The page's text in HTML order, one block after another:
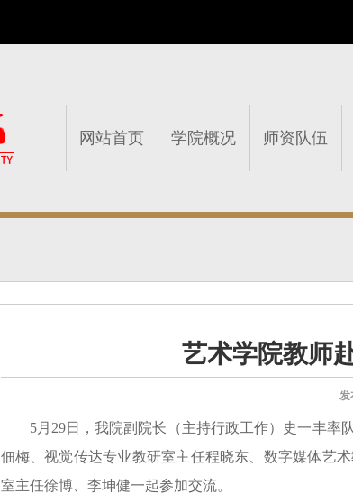
网站首页 学院概况 师资队伍
艺术学院教师
发
5月29日，我院副院长（主持行政工作）史一丰
佃梅、视觉传达专业教研室主任程晓东、数字媒体艺
室主任徐博、李坤健一起参加交流。